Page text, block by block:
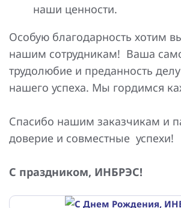
Определение поврежденного фидера
БАВР
Промышленная автоматизация
наши ценности.
Особую благодарность хотим
нашим сотрудникам! Ваша
трудолюбие и преданность
нашего успеха. Мы гордимся
Спасибо нашим заказчикам и
доверие и совместные успехи!
С праздником, ИНБРЭС!